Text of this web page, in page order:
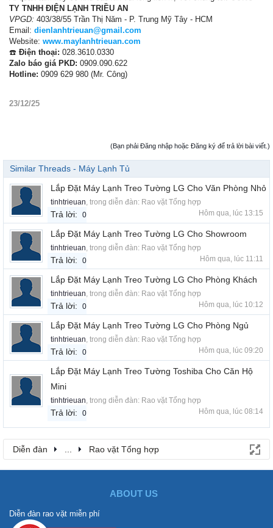
TY TNHH ĐIỆN LẠNH TRIỀU AN
VPGD: 403/38/55 Trần Thị Năm - P. Trung Mỹ Tây - HCM
Email: dienlanhtrieuan@gmail.com
Website: www.maylanhtrieuan.com
☎️ Điện thoại: 028.3610.0330
Zalo báo giá PKD: 0909.090.622
Hotline: 0909 629 980 (Mr. Công)
23/12/25
(Bạn phải Đăng nhập hoặc Đăng ký để trả lời bài viết.)
Similar Threads - Máy Lạnh Tủ
Lắp Đặt Máy Lạnh Treo Tường LG Cho Văn Phòng Nhỏ
tinhtrieuan, trong diễn đàn: Rao vặt Tổng hợp
Trả lời: 0 Hôm qua, lúc 13:15
Lắp Đặt Máy Lạnh Treo Tường LG Cho Showroom
tinhtrieuan, trong diễn đàn: Rao vặt Tổng hợp
Trả lời: 0 Hôm qua, lúc 11:11
Lắp Đặt Máy Lạnh Treo Tường LG Cho Phòng Khách
tinhtrieuan, trong diễn đàn: Rao vặt Tổng hợp
Trả lời: 0 Hôm qua, lúc 10:12
Lắp Đặt Máy Lạnh Treo Tường LG Cho Phòng Ngủ
tinhtrieuan, trong diễn đàn: Rao vặt Tổng hợp
Trả lời: 0 Hôm qua, lúc 09:20
Lắp Đặt Máy Lạnh Treo Tường Toshiba Cho Căn Hộ
Mini
tinhtrieuan, trong diễn đàn: Rao vặt Tổng hợp
Trả lời: 0 Hôm qua, lúc 08:14
Diễn đàn ... Rao vặt Tổng hợp
ABOUT US
Diễn đàn rao vặt miễn phí